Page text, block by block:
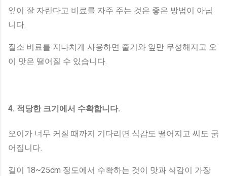
잎이 잘 자란다고 비료를 자주 주는 것은 좋은 방법이 아닙
니다.
질소 비료를 지나치게 사용하면 줄기와 잎만 무성해지고 오
이 맛은 떨어질 수 있습니다.
4. 적당한 크기에서 수확합니다.
오이가 너무 커질 때까지 기다리면 식감도 떨어지고 씨도 굵
어집니다.
길이 18~25cm 정도에서 수확하는 것이 맛과 식감이 가장